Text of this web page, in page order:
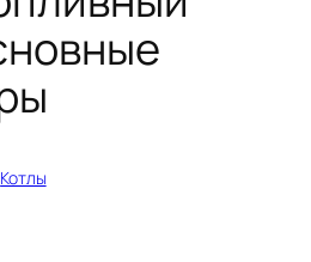
Котлы